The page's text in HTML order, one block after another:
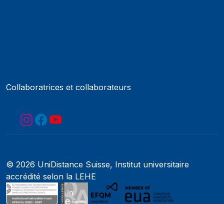
Collaboratrices et collaborateurs
© 2026 UniDistance Suisse, Institut universitaire
accrédité selon la LEHE